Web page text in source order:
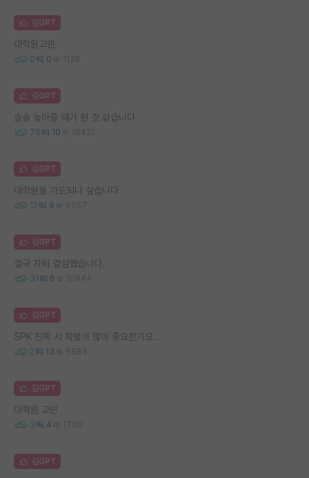
김GPT
대학원고민
0 0 1128
김GPT
슬슬 놓아줄 때가 된 것 같습니다.
76 10 18421
김GPT
대학원을 가도되나 싶습니다
12 9 6257
김GPT
결국 자퇴 결심했습니다.
31 6 10944
김GPT
SPK 진학 시 학벌이 많이 중요한가요..
2 13 5885
김GPT
대학원 고민
3 4 1730
김GPT